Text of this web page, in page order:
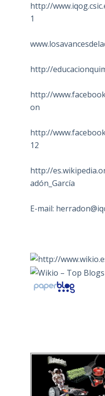
http://
1
http://
http://
on
http://
12
http://
adón_García
E-mail: